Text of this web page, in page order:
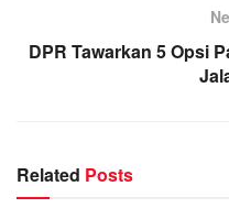
DPR Tawarkan 5 Opsi
Related Posts